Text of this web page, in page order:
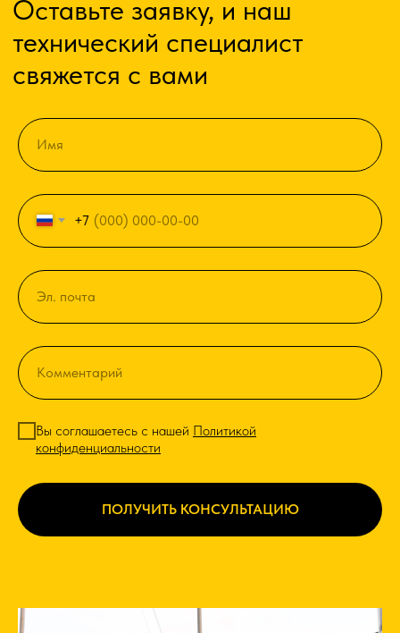
+7
Вы соглашаетесь с нашей Политикой
конфиденциальности
ПОЛУЧИТЬ КОНСУЛЬТАЦИЮ